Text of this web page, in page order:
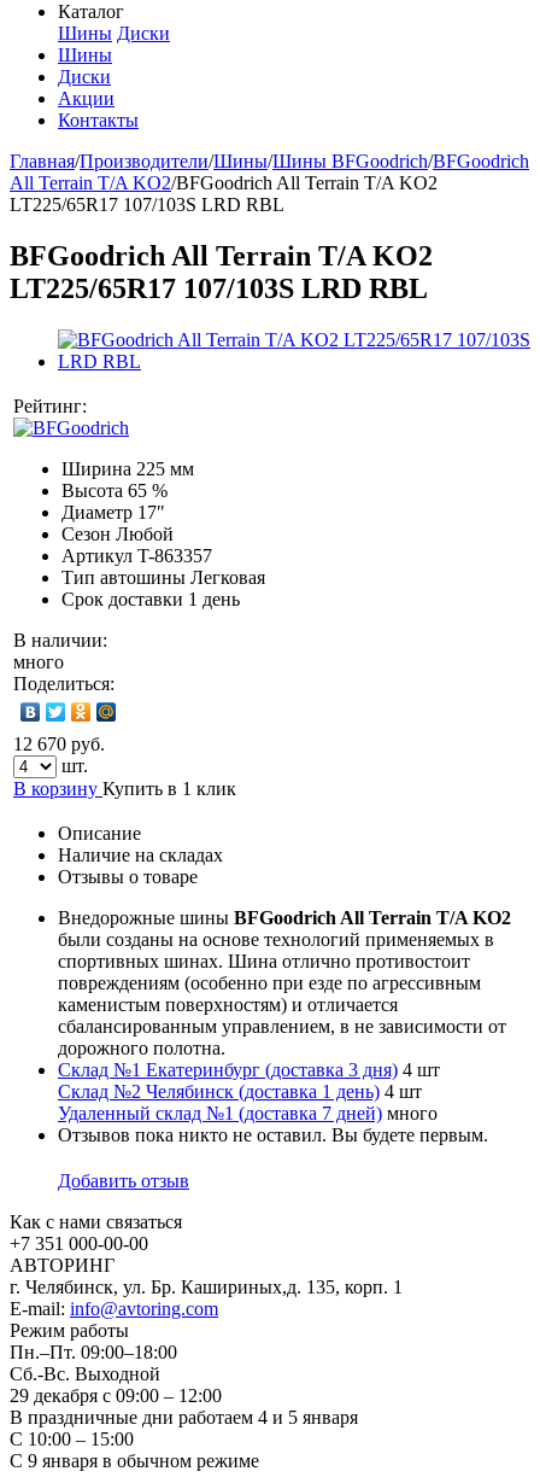
Каталог
Шины Диски
Шины
Диски
Акции
Контакты
Главная/Производители/Шины/Шины BFGoodrich/BFGoodrich
All Terrain T/A KO2/BFGoodrich All Terrain T/A KO2
LT225/65R17 107/103S LRD RBL
BFGoodrich All Terrain T/A KO2
LT225/65R17 107/103S LRD RBL
Рейтинг:
Ширина 225 мм
Высота 65 %
Диаметр 17″
Сезон Любой
Артикул T-863357
Тип автошины Легковая
Срок доставки 1 день
В наличии:
много
Поделиться:
12 670 руб.
шт.
В корзину Купить в 1 клик
Описание
Наличие на складах
Отзывы о товаре
Внедорожные шины BFGoodrich All Terrain T/A KO2
были созданы на основе технологий применяемых в
спортивных шинах. Шина отлично противостоит
повреждениям (особенно при езде по агрессивным
каменистым поверхностям) и отличается
сбалансированным управлением, в не зависимости от
дорожного полотна.
Склад №1 Екатеринбург (доставка 3 дня) 4 шт
Склад №2 Челябинск (доставка 1 день) 4 шт
Удаленный склад №1 (доставка 7 дней) много
Отзывов пока никто не оставил. Вы будете первым.
Добавить отзыв
Как с нами связаться
+7 351 000-00-00
АВТОРИНГ
г. Челябинск, ул. Бр. Кашириных,д. 135, корп. 1
E-mail: info@avtoring.com
Режим работы
Пн.–Пт. 09:00–18:00
Сб.-Вс. Выходной
29 декабря с 09:00 – 12:00
В праздничные дни работаем 4 и 5 января
С 10:00 – 15:00
С 9 января в обычном режиме